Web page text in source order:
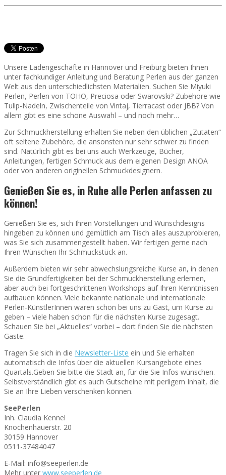
Unsere Ladengeschäfte in Hannover und Freiburg bieten Ihnen
unter fachkundiger Anleitung und Beratung Perlen aus der ganzen
Welt aus den unterschiedlichsten Materialien. Suchen Sie Miyuki
Perlen, Perlen von TOHO, Preciosa oder Swarovski? Zubehöre wie
Tulip-Nadeln, Zwischenteile von Vintaj, Tierracast oder JBB? Von
allem gibt es eine schöne Auswahl – und noch mehr…
Zur Schmuckherstellung erhalten Sie neben den üblichen „Zutaten“
oft seltene Zubehöre, die ansonsten nur sehr schwer zu finden
sind. Natürlich gibt es bei uns auch Werkzeuge, Bücher,
Anleitungen, fertigen Schmuck aus dem eigenen Design ANOA
oder von anderen originellen Schmuckdesignern.
Genießen Sie es, in Ruhe alle Perlen anfassen zu
können!
Genießen Sie es, sich Ihren Vorstellungen und Wunschdesigns
hingeben zu können und gemütlich am Tisch alles auszuprobieren,
was Sie sich zusammengestellt haben. Wir fertigen gerne nach
Ihren Wünschen Ihr Schmuckstück an.
Außerdem bieten wir sehr abwechslungsreiche Kurse an, in denen
Sie die Grundfertigkeiten bei der Schmuckherstellung erlernen,
aber auch bei fortgeschrittenen Workshops auf Ihren Kenntnissen
aufbauen können. Viele bekannte nationale und internationale
Perlen-KünstlerInnen waren schon bei uns zu Gast, um Kurse zu
geben – viele haben schon für die nächsten Kurse zugesagt.
Schauen Sie bei „Aktuelles“ vorbei – dort finden Sie die nächsten
Gäste.
Tragen Sie sich in die Newsletter-Liste ein und Sie erhalten
automatisch die Infos über die aktuellen Kursangebote eines
Quartals.Geben Sie bitte die Stadt an, für die Sie Infos wünschen.
Selbstverständlich gibt es auch Gutscheine mit perligem Inhalt, die
Sie an Ihre Lieben verschenken können.
SeePerlen
Inh. Claudia Kennel
Knochenhauerstr. 20
30159 Hannover
0511-37484047
E-Mail: info@seeperlen.de
Mehr unter www.seeperlen.de